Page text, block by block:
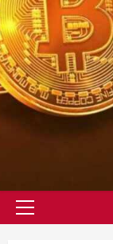
Skip
to
content
Primary